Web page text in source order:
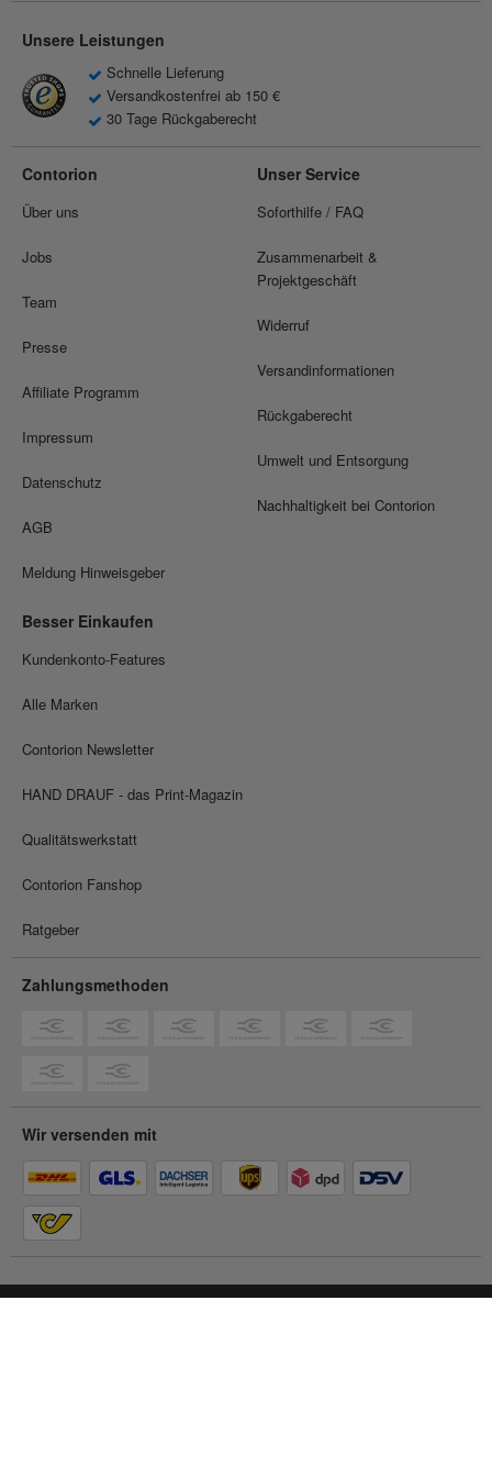
Unsere Leistungen
Schnelle Lieferung
Versandkostenfrei ab 150 €
30 Tage Rückgaberecht
Contorion
Über uns
Jobs
Team
Presse
Affiliate Programm
Impressum
Datenschutz
AGB
Meldung Hinweisgeber
Unser Service
Soforthilfe / FAQ
Zusammenarbeit &
Projektgeschäft
Widerruf
Versandinformationen
Rückgaberecht
Umwelt und Entsorgung
Nachhaltigkeit bei Contorion
Besser Einkaufen
Kundenkonto-Features
Alle Marken
Contorion Newsletter
HAND DRAUF - das Print-Magazin
Qualitätswerkstatt
Contorion Fanshop
Ratgeber
Zahlungsmethoden
Wir versenden mit